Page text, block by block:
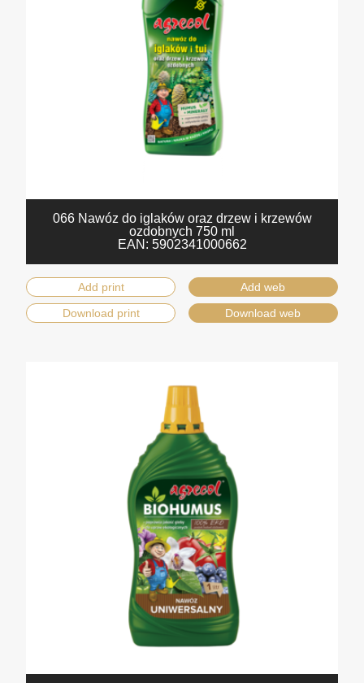
066 Nawóz do iglaków oraz drzew i krzewów
ozdobnych 750 ml
EAN: 5902341000662
Add print
Add web
Download print
Download web